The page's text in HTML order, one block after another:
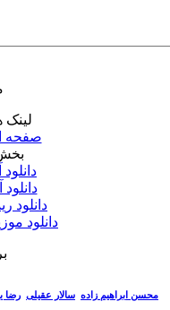
صفحه
دانلود
دانلود
دانلود
محسن ابراهیم زاده سالار عقیلی رضا